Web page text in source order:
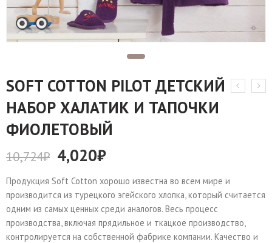
SOFT COTTON PILOT ДЕТСКИЙ
НАБОР ХАЛАТИК И ТАПОЧКИ
ФИОЛЕТОВЫЙ
10,724₽ 4,020₽
Продукция Soft Cotton хорошо известна во всем мире и
производится из турецкого эгейского хлопка, который считается
одним из самых ценных среди аналогов. Весь процесс
производства, включая прядильное и ткацкое производство,
контролируется на собственной фабрике компании. Качество и